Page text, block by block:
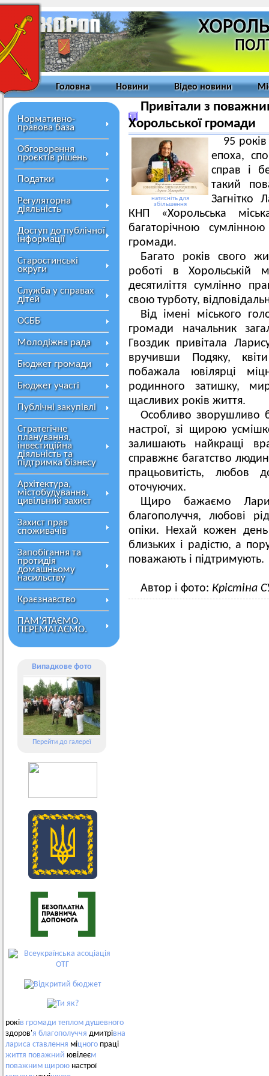
Головна Новини Відео новини
Нормативно-
правова база
Обговорення
проєктів рішень
Податки
Регуляторна
діяльність
Доступ до публічної
інформації
Старостинські
округи
Служба у справах
дітей
ОСББ
Молодіжна рада
Бюджет громади
Бюджет участі
Публічні закупівлі
Стратегічне
планування,
інвестиційна
діяльність та
підтримка бізнесу
Архітектура,
містобудування,
цивільний захист
Захист прав
споживачів
Запобігання та
протидія
домашньому
насильству
Краєзнавство
ПАМ’ЯТАЄМО.
ПЕРЕМАГАЄМО.
Випадкове фото
Перейти до галереї
років громади теплом душевного
здоров'я благополуччя дмитрівна
лариса ставлення міцного праці
життя поважний ювілеєм
поважним щирою настрої
Привітали з
Хорольської громади
натисніть для
збільшення
95
епоха,
справ і
такий
Загнітко
КНП «Хорольська
багаторічною
громади.
Багато років свого
роботі в Хорольській
десятиліття сумлінно
свою турботу,
Від імені міського
громади начальник
Гвоздик привітала
вручивши Подяку,
побажала ювілярці
родинного затишку,
щасливих років життя.
Особливо зворушливо
настрої, зі щирою
залишають найкращі
справжнє багатство
працьовитість,
оточуючих.
Щиро бажаємо
благополуччя, любові
опіки. Нехай кожен
близьких і радістю, а
поважають і підтримують.
Автор і фото: Крістіна